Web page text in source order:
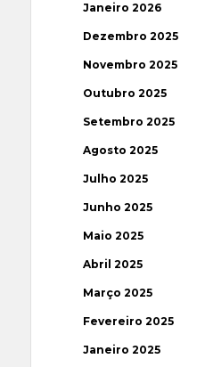
Janeiro 2026
Dezembro 2025
Novembro 2025
Outubro 2025
Setembro 2025
Agosto 2025
Julho 2025
Junho 2025
Maio 2025
Abril 2025
Março 2025
Fevereiro 2025
Janeiro 2025